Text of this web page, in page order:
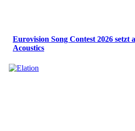
Eurovision Song Contest 2026 setzt
Acoustics